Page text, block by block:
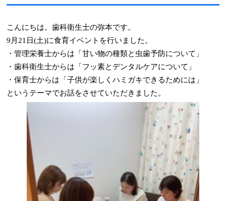
こんにちは。歯科衛生士の弥本です。
9月21日(土)に食育イベントを行いました。
・管理栄養士からは「甘い物の種類と虫歯予防について」
・歯科衛生士からは「フッ素とデンタルケアについて」
・保育士からは「子供が楽しくハミガキできるためには」
というテーマでお話をさせていただきました。